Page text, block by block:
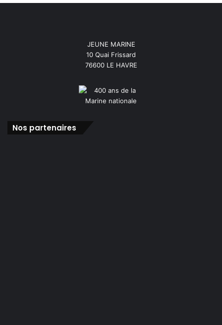
JEUNE MARINE
10 Quai Frissard
76600 LE HAVRE
Nos partenaires